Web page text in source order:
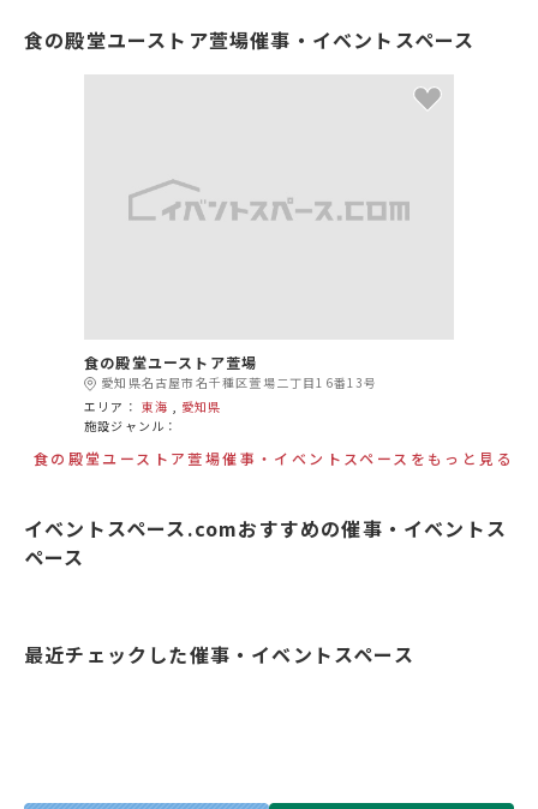
食の殿堂ユーストア萱場催事・イベントスペース
食の殿堂ユーストア萱場
愛知県名古屋市名千種区萱場二丁目16番13号
エリア： 東海
愛知県
施設ジャンル：
食の殿堂ユーストア萱場催事・イベントスペースをもっと見る
イベントスペース.comおすすめの催事・イベントス
ペース
最近チェックした催事・イベントスペース